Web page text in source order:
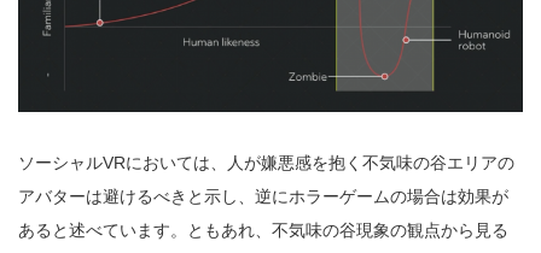
ソーシャルVRにおいては、人が嫌悪感を抱く不気味の谷エリアの
アバターは避けるべきと示し、逆にホラーゲームの場合は効果が
あると述べています。ともあれ、不気味の谷現象の観点から見る